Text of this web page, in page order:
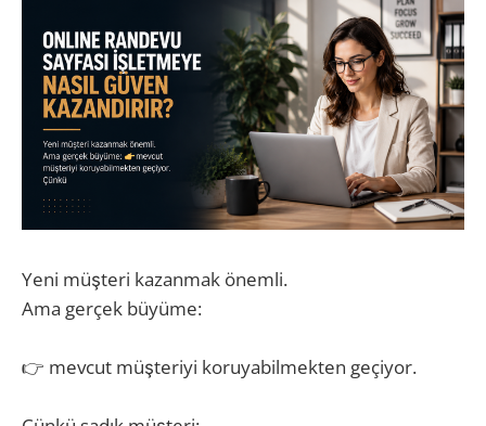
Yeni müşteri kazanmak önemli.
Ama gerçek büyüme:
👉 mevcut müşteriyi koruyabilmekten geçiyor.